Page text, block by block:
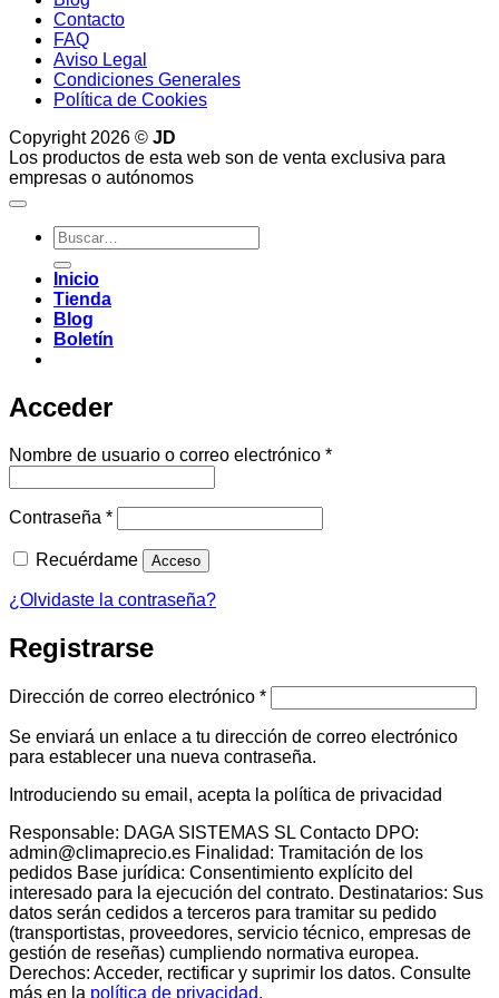
Contacto
FAQ
Aviso Legal
Condiciones Generales
Política de Cookies
Copyright 2026 © JD
Los productos de esta web son de venta exclusiva para
empresas o autónomos
Buscar
por:
Inicio
Tienda
Blog
Boletín
Acceder
Nombre de usuario o correo electrónico *Obligatorio
Contraseña *Obligatorio
Recuérdame Acceso
¿Olvidaste la contraseña?
Registrarse
Dirección de correo electrónico *Obligatorio
Se enviará un enlace a tu dirección de correo electrónico
para establecer una nueva contraseña.
Introduciendo su email, acepta la política de privacidad
Responsable: DAGA SISTEMAS SL Contacto DPO:
admin@climaprecio.es Finalidad: Tramitación de los
pedidos Base jurídica: Consentimiento explícito del
interesado para la ejecución del contrato. Destinatarios: Sus
datos serán cedidos a terceros para tramitar su pedido
(transportistas, proveedores, servicio técnico, empresas de
gestión de reseñas) cumpliendo normativa europea.
Derechos: Acceder, rectificar y suprimir los datos. Consulte
más en la política de privacidad.